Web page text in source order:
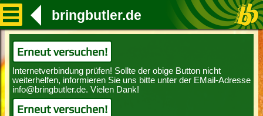
bringbutler.de
Erneut versuchen!
Erneut versuchen!